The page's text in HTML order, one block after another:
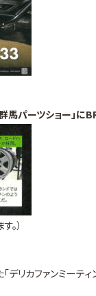
馬パーツショー」
。）
リカファンミーテ